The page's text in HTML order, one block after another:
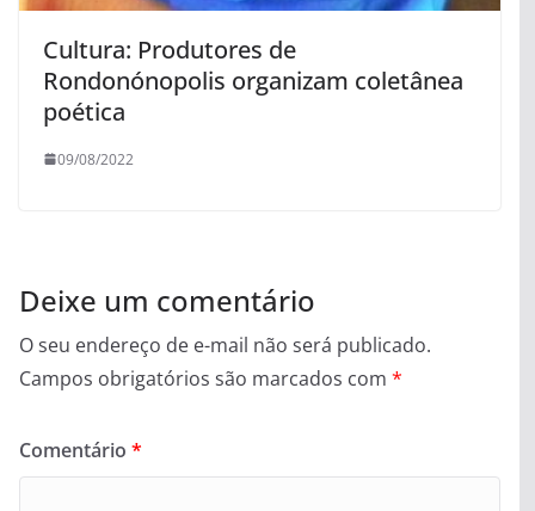
Cultura: Produtores de
Rondonónopolis organizam coletânea
poética
09/08/2022
Deixe um comentário
O seu endereço de e-mail não será publicado.
Campos obrigatórios são marcados com *
Comentário *